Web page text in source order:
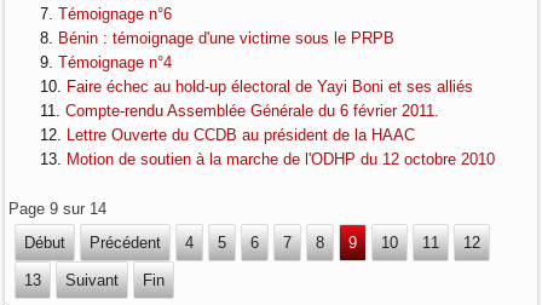
Témoignage n°6
Bénin : témoignage d'une victime sous le PRPB
Témoignage n°4
Faire échec au hold-up électoral de Yayi Boni et ses alliés
Compte-rendu Assemblée Générale du 6 février 2011.
Lettre Ouverte du CCDB au président de la HAAC
Motion de soutien à la marche de l'ODHP du 12 octobre 2010
Page 9 sur 14
Début
Précédent 4 5 6 7 8 9 10 11 12
13 Suivant Fin